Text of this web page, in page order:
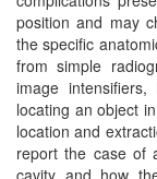
position and may
the specific
from simple
image
locating an object
location and
report the case of
cavity and how